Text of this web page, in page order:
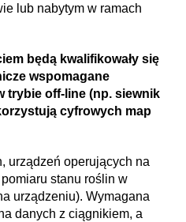
lub nabytym w ramach
będą kwalifikowały się
wspomagane
trybie off-line (np. siewnik
cyfrowych map
urządzeń operujących na
stanu roślin w
urządzeniu). Wymagana
danych z ciągnikiem, a